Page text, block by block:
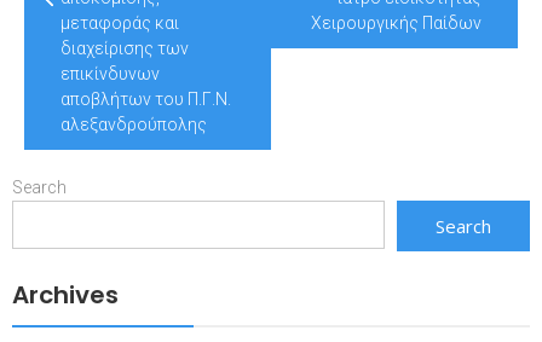
μεταφοράς και
διαχείρισης των
επικίνδυνων
αποβλήτων του Π.Γ.Ν.
αλεξανδρούπολης
Χειρουργικής Παίδων
Search
Search
Archives